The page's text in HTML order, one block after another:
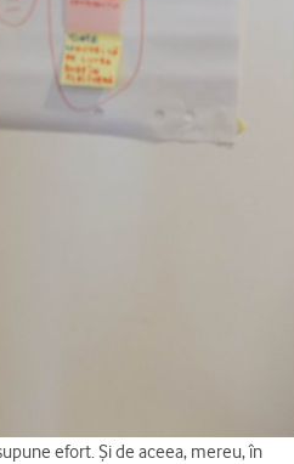
efort. Și de aceea, mereu, în